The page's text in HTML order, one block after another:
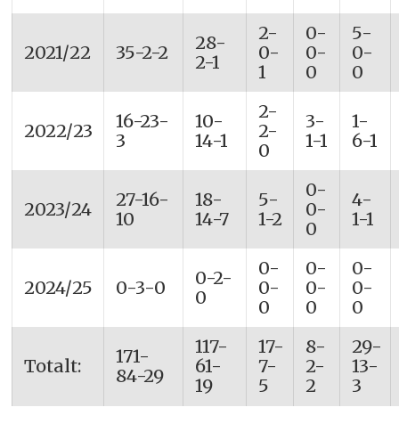
2021/22 35-2-2
28-
2-1
2-
0-
1
0-
0-
0
5-
0-
0
2022/23
16-23-
3
10-
14-1
2-
2-
0
3-
1-1
1-
6-1
2023/24
27-16-
10
18-
14-7
5-
1-2
0-
0-
0
4-
1-1
2024/25 0-3-0
0-2-
0
0-
0-
0
0-
0-
0
0-
0-
0
Totalt:
171-
84-29
117-
61-
19
17-
7-
5
8-
2-
2
29-
13-
3